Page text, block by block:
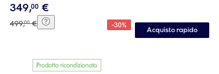
349,00 €
499,00 € -30%
Acquisto rapido